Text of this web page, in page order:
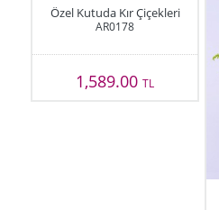
Özel Kutuda Kır Çiçekleri
AR0178
1,589.00TL